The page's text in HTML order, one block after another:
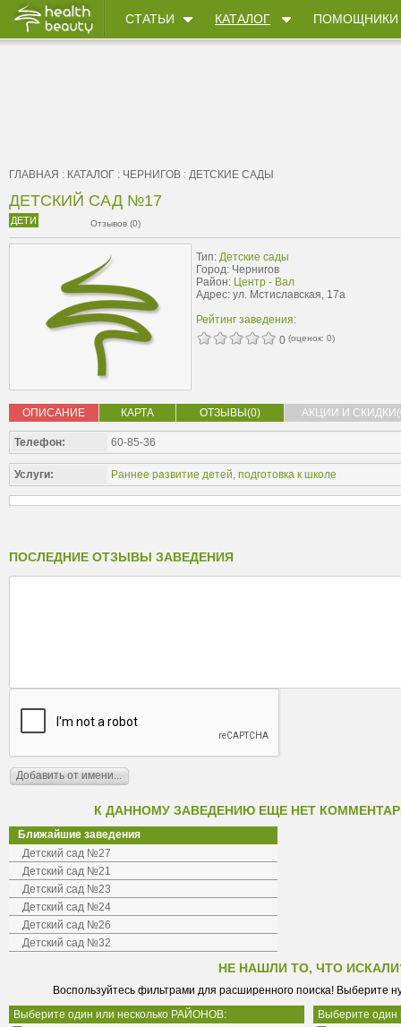
СТАТЬИ КАТАЛОГ ПОМОЩНИКИ
ГЛАВНАЯ : КАТАЛОГ : ЧЕРНИГОВ : ДЕТСКИЕ САДЫ
ДЕТСКИЙ САД №17
ДЕТИ Отзывов (0)
Тип: Детские сады
Город: Чернигов
Район: Центр - Вал
Адрес: ул. Мстиславская, 17а
Рейтинг заведения:
0 (оценок: 0)
ОПИСАНИЕ КАРТА ОТЗЫВЫ(0) АКЦИИ И
Телефон: 60-85-36
Услуги: Раннее развитие детей, подготовка к школе
ПОСЛЕДНИЕ ОТЗЫВЫ ЗАВЕДЕНИЯ
К ДАННОМУ ЗАВЕДЕНИЮ ЕЩЕ НЕТ
Ближайшие заведения
Детский сад №27
Детский сад №21
Детский сад №23
Детский сад №24
Детский сад №26
Детский сад №32
НЕ НАШЛИ ТО, ЧТО
Воспользуйтесь фильтрами для расширенного поиска! Выберите
Выберите один или несколько РАЙОНОВ:
Выберите